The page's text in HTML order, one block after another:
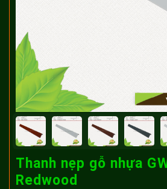
Thanh nẹp gỗ nhựa
Redwood